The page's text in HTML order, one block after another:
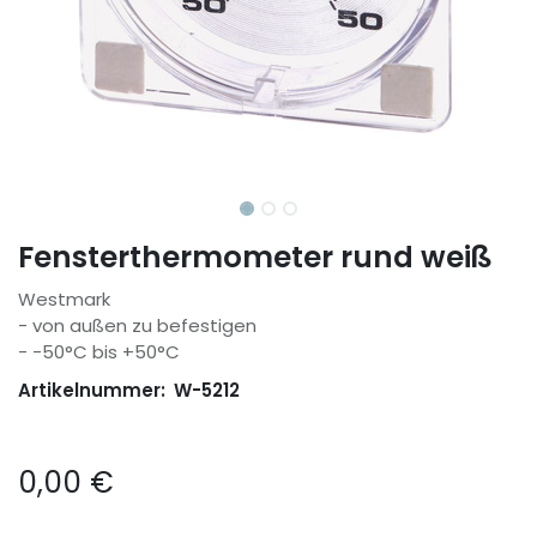
Fensterthermometer rund weiß
Westmark
- von außen zu befestigen
- -50°C bis +50°C
Artikelnummer: W-5212
0,00 €